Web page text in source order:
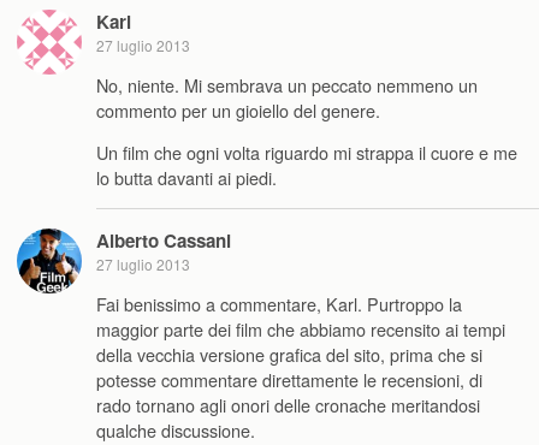
Karl
27 luglio 2013
No, niente. Mi sembrava un peccato nemmeno un
commento per un gioiello del genere.
Un film che ogni volta riguardo mi strappa il cuore e me
lo butta davanti ai piedi.
Alberto Cassani
27 luglio 2013
Fai benissimo a commentare, Karl. Purtroppo la
maggior parte dei film che abbiamo recensito ai tempi
della vecchia versione grafica del sito, prima che si
potesse commentare direttamente le recensioni, di
rado tornano agli onori delle cronache meritandosi
qualche discussione.